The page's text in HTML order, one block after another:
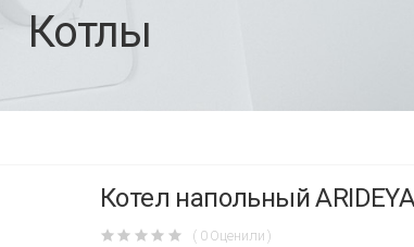
Котлы
Котел напольный
( 0 Оценили )